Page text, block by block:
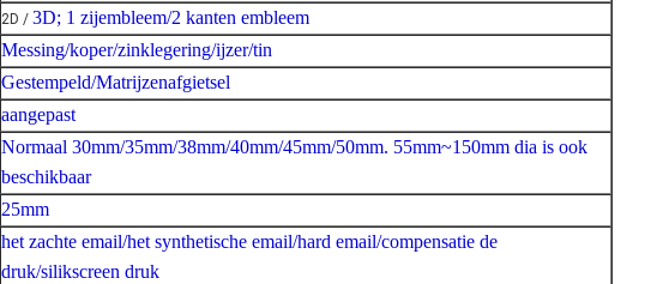
2D / 3D; 1 zijembleem/2 kanten embleem
Messing/koper/zinklegering/ijzer/tin
Gestempeld/Matrijzenafgietsel
aangepast
Normaal 30mm/35mm/38mm/40mm/45mm/50mm. 55mm~150mm dia is ook
beschikbaar
25mm
het zachte email/het synthetische email/hard email/compensatie de
druk/silikscreen druk